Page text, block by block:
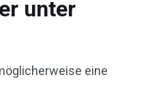
unter
eine